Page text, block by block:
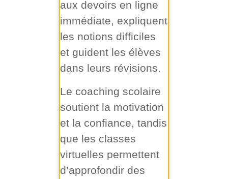
aux devoirs en ligne
immédiate, expliquent
les notions difficiles
et guident les élèves
dans leurs révisions.
Le coaching scolaire
soutient la motivation
et la confiance, tandis
que les classes
virtuelles permettent
d’approfondir des